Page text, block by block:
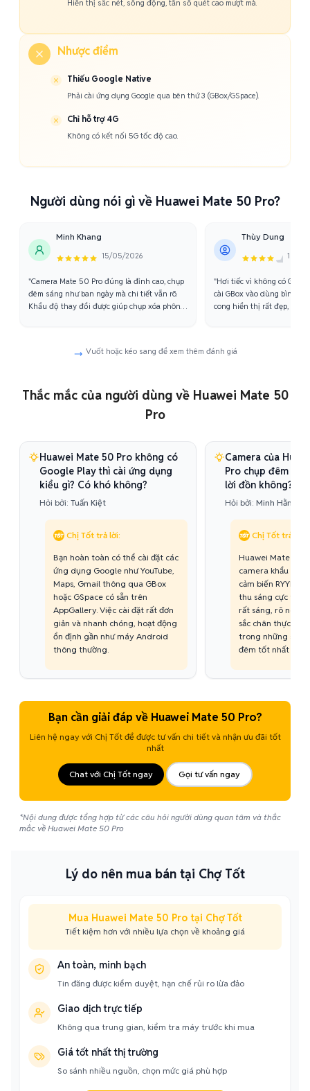
Hiển thị sắc nét, sống động, tần số quét cao mượt mà.
Nhược điểm
Thiếu Google Native
Phải cài ứng dụng Google qua bên thứ 3 (GBox/GSpace).
Chỉ hỗ trợ 4G
Không có kết nối 5G tốc độ cao.
Người dùng nói gì về Huawei Mate 50 Pro?
Minh Khang
15/05/2026
"Camera Mate 50 Pro đúng là đỉnh cao, chụp
đêm sáng như ban ngày mà chi tiết vẫn rõ.
Khẩu độ thay đổi được giúp chụp xóa phông
Thùy Dung
10/
"Hơi tiếc vì không có
cài GBox vào dùng bình
cong hiển thị rất đẹp, màu
Vuốt hoặc kéo sang để xem thêm đánh giá
Thắc mắc của người dùng về Huawei Mate 50
Pro
Huawei Mate 50 Pro không có
Google Play thì cài ứng dụng
kiểu gì? Có khó không?
Hỏi bởi: Tuấn Kiệt
Chị Tốt trả lời:
Bạn hoàn toàn có thể cài đặt các
ứng dụng Google như YouTube,
Maps, Gmail thông qua GBox
hoặc GSpace có sẵn trên
AppGallery. Việc cài đặt rất đơn
giản và nhanh chóng, hoạt động
ổn định gần như máy Android
thông thường.
Camera của
Pro chụp đêm có
lời đồn không?
Hỏi bởi: Minh Hằng
Chị Tốt trả lời:
Huawei Mate 50
camera khẩu độ
cảm biến RYYB
thu sáng cực tốt.
rất sáng, rõ nét, ít
sắc chân thực.
trong những
đêm tốt nhất thị
Bạn cần giải đáp về Huawei Mate 50 Pro?
Liên hệ ngay với Chị Tốt để được tư vấn chi tiết và nhận ưu đãi tốt
nhất
Chat với Chị Tốt ngay Gọi tư vấn ngay
*Nội dung được tổng hợp từ các câu hỏi người dùng quan tâm và thắc
mắc về Huawei Mate 50 Pro
Lý do nên mua bán tại Chợ Tốt
Mua Huawei Mate 50 Pro tại Chợ Tốt
Tiết kiệm hơn với nhiều lựa chọn về khoảng giá
An toàn, minh bạch
Tin đăng được kiểm duyệt, hạn chế rủi ro lừa đảo
Giao dịch trực tiếp
Không qua trung gian, kiểm tra máy trước khi mua
Giá tốt nhất thị trường
So sánh nhiều nguồn, chọn mức giá phù hợp